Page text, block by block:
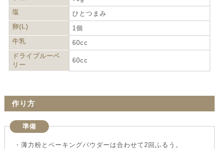
塩
ひとつまみ
卵(L)
1個
牛乳
60cc
ドライブルーベ
リー
60cc
作り方
準備
・薄力粉とベーキングパウダーは合わせて2回ふるう。